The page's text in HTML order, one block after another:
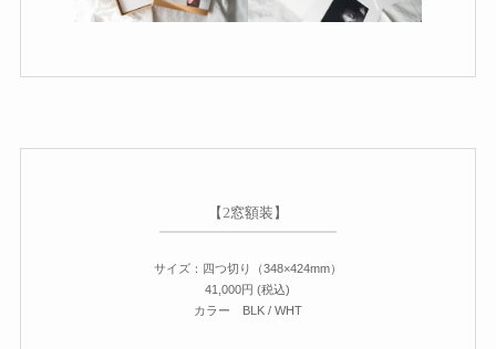
【2窓額装】
サイズ：四つ切り（348×424mm）
41,000円 (税込)
カラー BLK / WHT